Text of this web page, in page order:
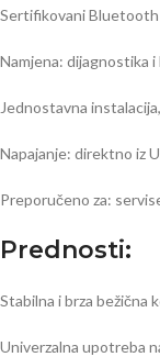
Sertifikovani Bluetooth
Namjena: dijagnostika
Jednostavna
Napajanje: direktno iz
Preporučeno za:
Prednosti:
Stabilna i brza bežična
Univerzalna upotreba